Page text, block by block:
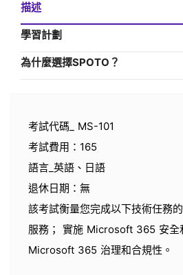
描述
學習計劃
為什麼選擇SPOTO？
考試代碼_ MS-101
考試費用：165
語言_英語、日語
退休日期：無
該考試衡量您完成以下技術任務
服務； 實施 Microsoft 365 安全
Microsoft 365 治理和合規性。